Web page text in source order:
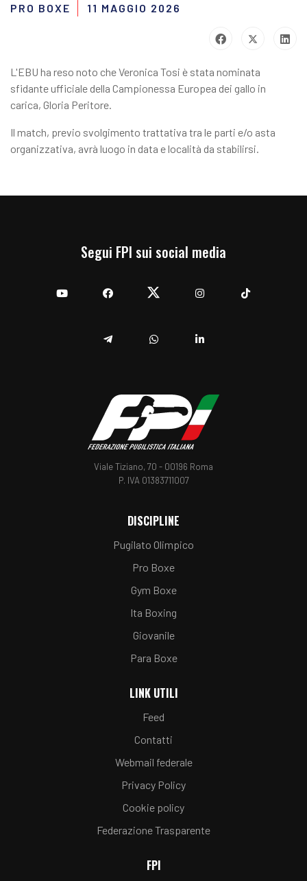
PRO BOXE 11 MAGGIO 2026
L'EBU ha reso noto che Veronica Tosi è stata nominata
sfidante ufficiale della Campionessa Europea dei gallo in
carica, Gloria Peritore.
Il match, previo svolgimento trattativa tra le parti e/o asta
organizzativa, avrà luogo in data e località da stabilirsi.
Segui FPI sui social media
Viale Tiziano, 70 - 00196 Roma
P. IVA 01383711007
DISCIPLINE
Pugilato Olimpico
Pro Boxe
Gym Boxe
Ita Boxing
Giovanile
Para Boxe
LINK UTILI
Feed
Contatti
Webmail federale
Privacy Policy
Cookie policy
Federazione Trasparente
FPI